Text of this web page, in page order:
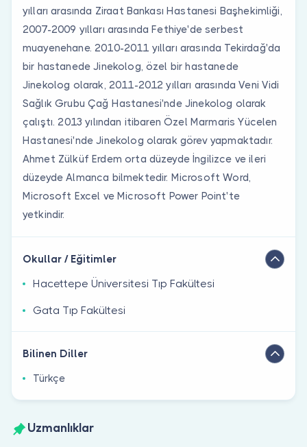
yılları arasında Ziraat Bankası Hastanesi Başhekimliği,
2007-2009 yılları arasında Fethiye'de serbest
muayenehane. 2010-2011 yılları arasında Tekirdağ'da
bir hastanede Jinekolog, özel bir hastanede
Jinekolog olarak, 2011-2012 yılları arasında Veni Vidi
Sağlık Grubu Çağ Hastanesi'nde Jinekolog olarak
çalıştı. 2013 yılından itibaren Özel Marmaris Yücelen
Hastanesi'nde Jinekolog olarak görev yapmaktadır.
Ahmet Zülküf Erdem orta düzeyde İngilizce ve ileri
düzeyde Almanca bilmektedir. Microsoft Word,
Microsoft Excel ve Microsoft Power Point'te
yetkindir.
Okullar / Eğitimler
Hacettepe Üniversitesi Tıp Fakültesi
Gata Tıp Fakültesi
Bilinen Diller
Türkçe
Uzmanlıklar